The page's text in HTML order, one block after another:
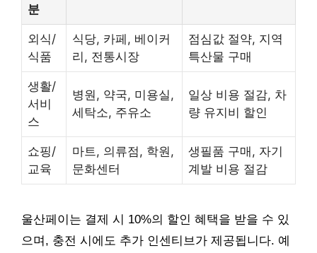
분
외식/
식품
식당, 카페, 베이커
리, 전통시장
점심값 절약, 지역
특산물 구매
생활/
서비
스
병원, 약국, 미용실,
세탁소, 주유소
일상 비용 절감, 차
량 유지비 할인
쇼핑/
교육
마트, 의류점, 학원,
문화센터
생필품 구매, 자기
계발 비용 절감
울산페이는 결제 시 10%의 할인 혜택을 받을 수 있
으며, 충전 시에도 추가 인센티브가 제공됩니다. 예